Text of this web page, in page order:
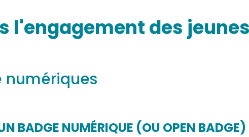
l'engagement des
numériques
BADGE NUMÉRIQUE (OU OPEN